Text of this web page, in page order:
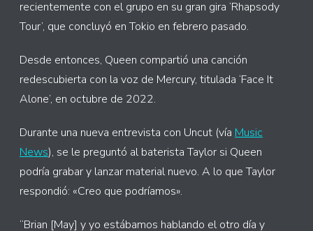
recientemente con el grupo en su gran gira ‘Rhapsody
Tour’, que concluyó en Tokio en febrero pasado.
Desde entonces, Queen compartió una canción
redescubierta con la voz de Mercury, titulada ‘Face It
Alone’, en octubre de 2022.
Durante una nueva entrevista con Uncut (vía Music
News), se le preguntó al baterista Taylor si Queen
podría grabar y lanzar material nuevo. A lo que Taylor
respondió: «Creo que podríamos».
“Brian [May] y yo estábamos hablando el otro día y